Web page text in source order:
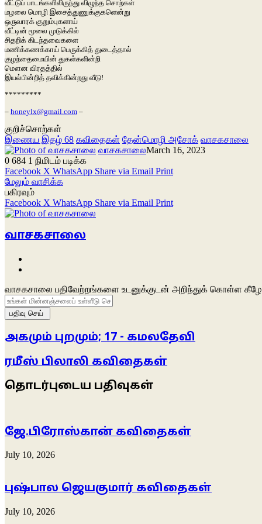
வீட்டுப் பாடங்களிலிருந்து விழுந்த சொற்கள்
மழலை மொழி இசைத்துணுக்குகளென்று
ஒருவாரக் குறும்புகளாய்
வீட்டின் மூலை முடுக்கில்
சிதறிக் கிடந்தவைகளை
மணிக்கணக்காய் பெருக்கித் துடைத்தால்
குழந்தைமையின் துகள்களின்றி
மௌன விரதத்தில்
இயல்பின்றித் தவிக்கின்றது வீடு!
*********
– honeylx@gmail.com –
குறிச்சொற்கள்
இணைய இதழ் 68 கவிதைகள் தேன்மொழி அசோக் வாசகசாலை
வாசகசாலைMarch 16, 2023
0 684 1 நிமிடம் படிக்க
Facebook X WhatsApp Share via Email Print
மேலும் வாசிக்க
பகிரவும்
Facebook X WhatsApp Share via Email Print
வாசகசாலை
வாசகசாலை பதிவேற்றங்களை உடனுக்குடன் அறிந்துக் கொள்ள
உங்கள்
மின்னஞ்சலைப்
உள்ளீடு
அகமும் புறமும்; 17 - கமலதேவி
ரமீஸ் பிலாலி கவிதைகள்
தொடர்புடைய பதிவுகள்
ஜே.பிரோஸ்கான் கவிதைகள்
July 10, 2026
புஷ்பால ஜெயகுமார் கவிதைகள்
July 10, 2026